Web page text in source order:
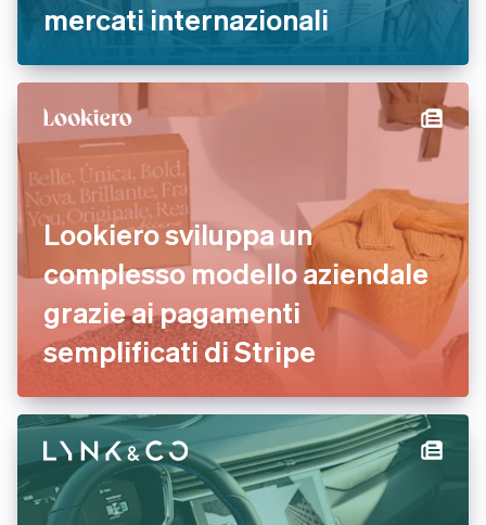
mercati internazionali
Lookiero sviluppa un
complesso modello aziendale
grazie ai pagamenti
semplificati di Stripe